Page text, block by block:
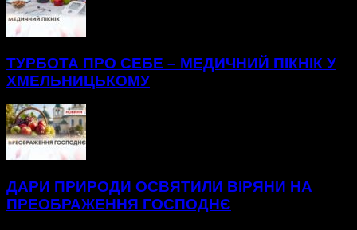
ТУРБОТА ПРО СЕБЕ – МЕДИЧНИЙ ПІКНІК У
ХМЕЛЬНИЦЬКОМУ
ДАРИ ПРИРОДИ ОСВЯТИЛИ ВІРЯНИ НА
ПРЕОБРАЖЕННЯ ГОСПОДНЄ